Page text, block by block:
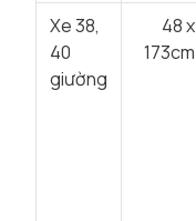
Xe 38,
40
giường
48 x
173cm